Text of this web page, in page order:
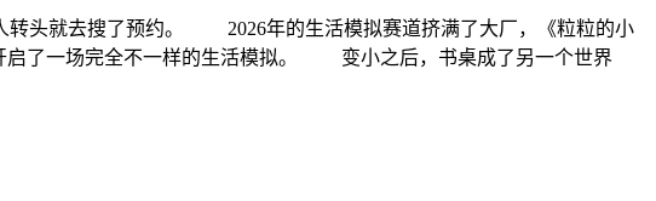
转头就去搜了预约。 2026年的生活模拟赛道挤满了大厂，《粒粒的小
启了一场完全不一样的生活模拟。 变小之后，书桌成了另一个世界